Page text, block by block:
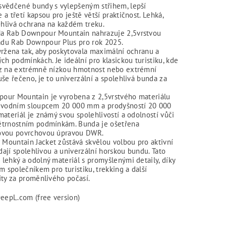
bundy s vylepšeným střihem, lepší
a třetí kapsou pro ještě větší praktičnost. Lehká,
ochrana na každém treku.
Rab Downpour Mountain nahrazuje 2,5vrstvou
Rab Downpour Plus pro rok 2025.
tak, aby poskytovala maximální ochranu a
podmínkách. Je ideální pro klasickou turistiku, kde
na extrémně nízkou hmotnost nebo extrémní
řečeno, je to univerzální a spolehlivá bunda za
Mountain je vyrobena z 2,5vrstvého materiálu
sloupcem 20 000 mm a prodyšností 20 000
je známý svou spolehlivostí a odolností vůči
podmínkám. Bunda je ošetřena
povrchovou úpravou DWR.
Jacket zůstává skvělou volbou pro aktivní
spolehlivou a univerzální horskou bundu. Tato
a odolný materiál s promyšlenými detaily, díky
společníkem pro turistiku, trekking a další
za proměnlivého počasí.
(free version)